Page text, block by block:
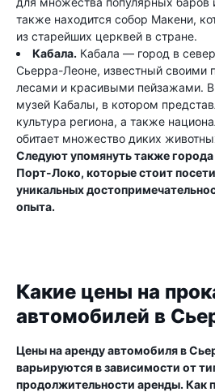
также находится собор Макени,
из старейших церквей в стране.
Кабала. Кабала — город в
Сьерра-Леоне, известный
лесами и красивыми пейзажами. В
музей Кабалы, в котором
культура региона, а также
обитает множество диких
Следуют упомянуть также
Порт-Локо, которые стоит
уникальных
опыта.
Какие цены на
автомобилей в
Цены на аренду автомобиля в
варьируются в зависимости от
продолжительности аренды. Как